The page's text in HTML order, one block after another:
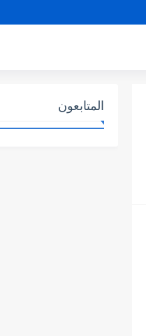
المتابعون